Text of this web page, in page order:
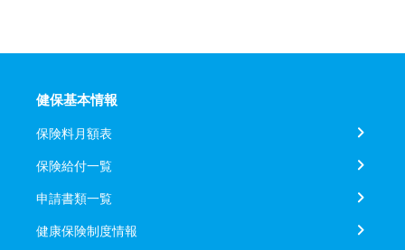
健保基本情報
保険料月額表
保険給付一覧
申請書類一覧
健康保険制度情報